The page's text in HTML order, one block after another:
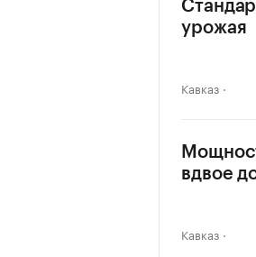
урожая
Кавказ
вдвое
Кавказ